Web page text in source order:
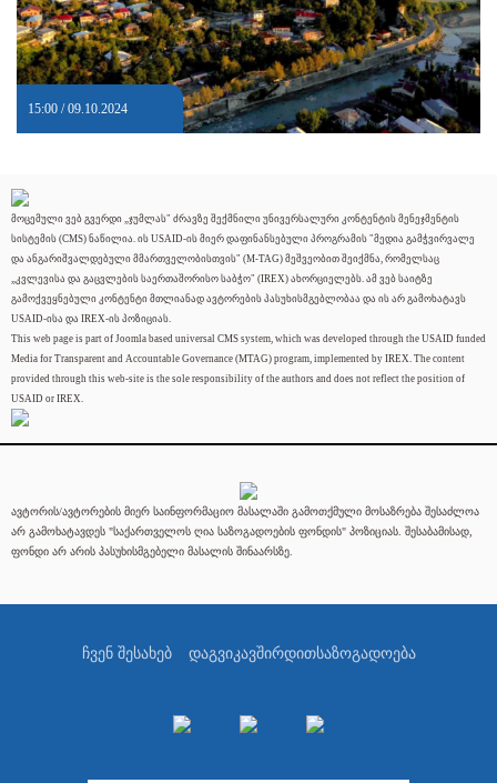
15:00 / 09.10.2024
მოცემული ვებ გვერდი „ჯუმლას" ძრავზე შექმნილი უნივერსალური კონტენტის მენეჯმენტის
სისტემის (CMS) ნაწილია. ის USAID-ის მიერ დაფინანსებული პროგრამის "მედია გამჭვირვალე
და ანგარიშვალდებული მმართველობისთვის" (M-TAG) მეშვეობით შეიქმნა, რომელსაც
„კვლევისა და გაცვლების საერთაშორისო საბჭო" (IREX) ახორციელებს. ამ ვებ საიტზე
გამოქვეყნებული კონტენტი მთლიანად ავტორების პასუხისმგებლობაა და ის არ გამოხატავს
USAID-ისა და IREX-ის პოზიციას.
This web page is part of Joomla based universal CMS system, which was developed through the USAID funded
Media for Transparent and Accountable Governance (MTAG) program, implemented by IREX. The content
provided through this web-site is the sole responsibility of the authors and does not reflect the position of
USAID or IREX.
ავტორის/ავტორების მიერ საინფორმაციო მასალაში გამოთქმული მოსაზრება შესაძლოა
არ გამოხატავდეს "საქართველოს ღია საზოგადოების ფონდის" პოზიციას. შესაბამისად,
ფონდი არ არის პასუხისმგებელი მასალის შინაარსზე.
ჩვენ შესახებ დაგვიკავშირდითსაზოგადოება